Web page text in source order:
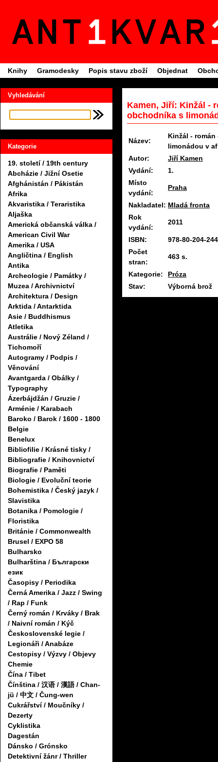
Knihy Gramodesky Popis stavu zboží Objednat
Vyhledávání
Kategorie
19. století / 19th century
Abcházie / Jižní Osetie
Afghánistán / Pákistán
Afrika
Akvaristika / Teraristika
Aljaška
Americká občanská válka /
American Civil War
Amerika / USA
Angličtina / English
Antika
Archeologie / Památky /
Muzea / Archivnictví
Architektura / Design
Arktida / Antarktida
Asie / Buddhismus
Atletika
Austrálie / Nový Zéland /
Tichomoří
Autogramy / Podpis /
Věnování
Avantgarda / Obálky /
Typography
Ázerbájdžán / Gruzie /
Arménie / Karabach
Baroko / Barok / 1600 - 1800
Belgie
Benelux
Bibliofilie / Krásné tisky /
Bibliografie / Knihovnictví
Biografie / Paměti
Biologie / Evoluční teorie
Bohemistika / Český jazyk /
Slavistika
Botanika / Pomologie /
Floristika
Británie / Commonwealth
Brusel / EXPO 58
Bulharsko
Bulharština / Български
език
Časopisy / Periodika
Černá Amerika / Jazz / Swing
/ Rap / Funk
Černý román / Krváky / Brak
/ Naivní román / Kýč
Československé legie /
Legionáři / Anabáze
Cestopisy / Výzvy / Objevy
Chemie
Čína / Tibet
Čínština / 汉语 / 漢語 / Chan-
jü / 中文 / Čung-wen
Cukrářství / Moučníky /
Dezerty
Cyklistika
Dagestán
Dánsko / Grónsko
Detektivní žánr / Thriller
Kamen, Jiří: Kinžál -
obchodníka s
Název:
Kinžál -
limonádou v
Autor:
Jiří Kamen
Vydání:
1.
Místo
vydání:
Praha
Nakladatel: Mladá fronta
Rok
vydání:
2011
ISBN:
978-80-204-
Počet
stran:
463 s.
Kategorie:
Próza
Stav:
Výborná brož